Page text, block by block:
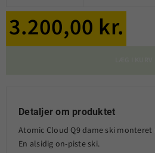
3.200,00 kr.
Detaljer om produktet
Atomic Cloud Q9 dame ski monteret
En alsidig on-piste ski.